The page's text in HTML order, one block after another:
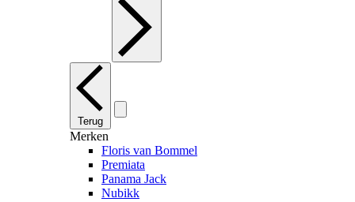
Terug
Merken
Floris van Bommel
Premiata
Panama Jack
Nubikk